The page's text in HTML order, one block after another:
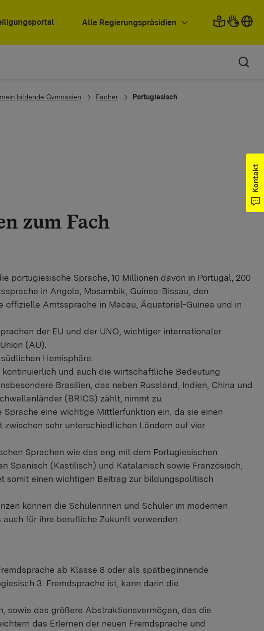
Alle Regierungspräsidien
bildende Gymnasien Fächer Portugiesisch
zum Fach
portugiesische Sprache, 10 Millionen davon in Portugal, 200
in Angola, Mosambik, Guinea-Bissau, den
offizielle Amtssprache in Macau, Äquatorial-Guinea und in
der EU und der UNO, wichtiger internationaler
(AU).
Hemisphäre.
und auch die wirtschaftliche Bedeutung
Brasilien, das neben Russland, Indien, China und
(BRICS) zählt, nimmt zu.
eine wichtige Mittlerfunktion ein, da sie einen
sehr unterschiedlichen Ländern auf vier
Sprachen wie das eng mit dem Portugiesischen
Spanisch (Kastilisch) und Katalanisch sowie Französisch,
somit einen wichtigen Beitrag zur bildungspolitisch
können die Schülerinnen und Schüler im modernen
für ihre berufliche Zukunft verwenden.
ab Klasse 8 oder als spätbeginnende
3. Fremdsprache ist, kann darin die
sowie das größere Abstraktionsvermögen, das die
das Erlernen der neuen Fremdsprache und
Kontakt